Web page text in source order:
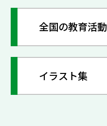
全国の教育活動
イラスト集